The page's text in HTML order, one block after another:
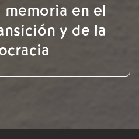
memoria en el
y de la